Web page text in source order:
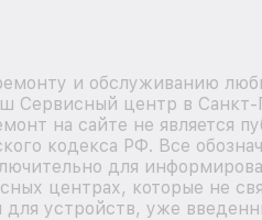
и обслуживанию
Сервисный центр в
на сайте не является
кодекса РФ. Все
для
центрах, которые не
для устройств, уже